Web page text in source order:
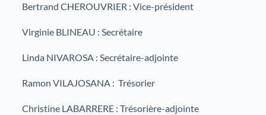
Bertrand CHEROUVRIER : Vice-président
Virginie BLINEAU : Secrétaire
Linda NIVAROSA : Secrétaire-adjointe
Ramon VILAJOSANA : Trésorier
Christine LABARRERE : Trésorière-adjointe